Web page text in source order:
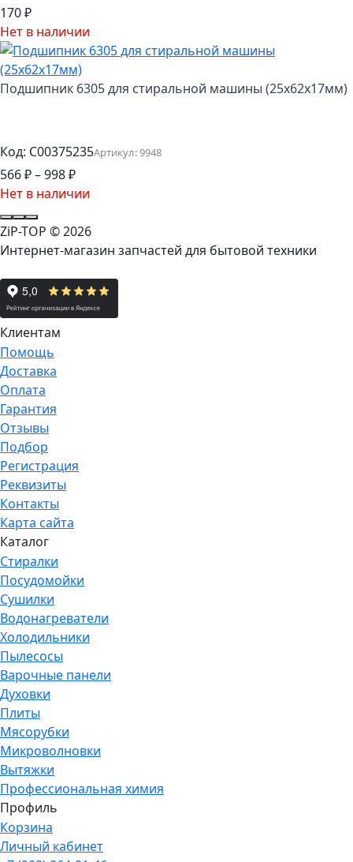
170₽
Нет в наличии
Подшипник 6305 для стиральной машины (25x62x17мм)
Код: C00375235Артикул:9948
566₽–998₽
Нет в наличии
ZiP-TOP © 2026
Интернет-магазин запчастей для бытовой техники
Клиентам
Помощь
Доставка
Оплата
Гарантия
Отзывы
Подбор
Регистрация
Реквизиты
Контакты
Карта сайта
Каталог
Стиралки
Посудомойки
Сушилки
Водонагреватели
Холодильники
Пылесосы
Варочные панели
Духовки
Плиты
Мясорубки
Микроволновки
Вытяжки
Профессиональная химия
Профиль
Корзина
Личный кабинет